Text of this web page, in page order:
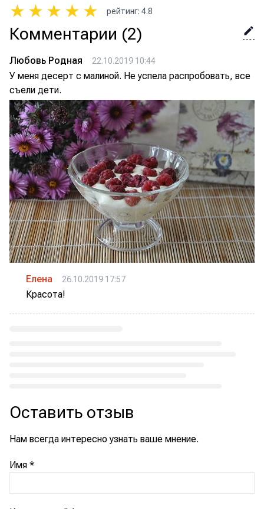
★ ★ ★ ★ ★ рейтинг: 4.8
Комментарии (2)
Любовь Родная 22.10.2019 10:44
У меня десерт с малиной. Не успела распробовать, все
съели дети.
Елена 26.10.2019 17:57
Красота!
Оставить отзыв
Нам всегда интересно узнать ваше мнение.
Имя *